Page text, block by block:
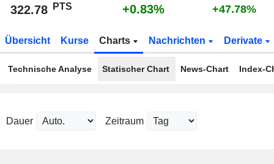
322.78 PTS +0.83% +47.78%
Übersicht Kurse Charts Nachrichten Derivate
Technische Analyse Statischer Chart News-Chart Index-
Dauer Zeitraum